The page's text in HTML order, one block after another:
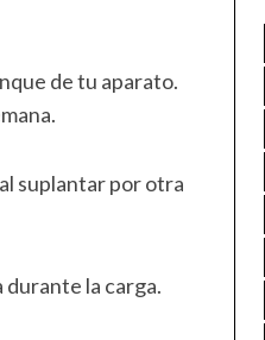
de tu aparato.
suplantar por otra
la carga.